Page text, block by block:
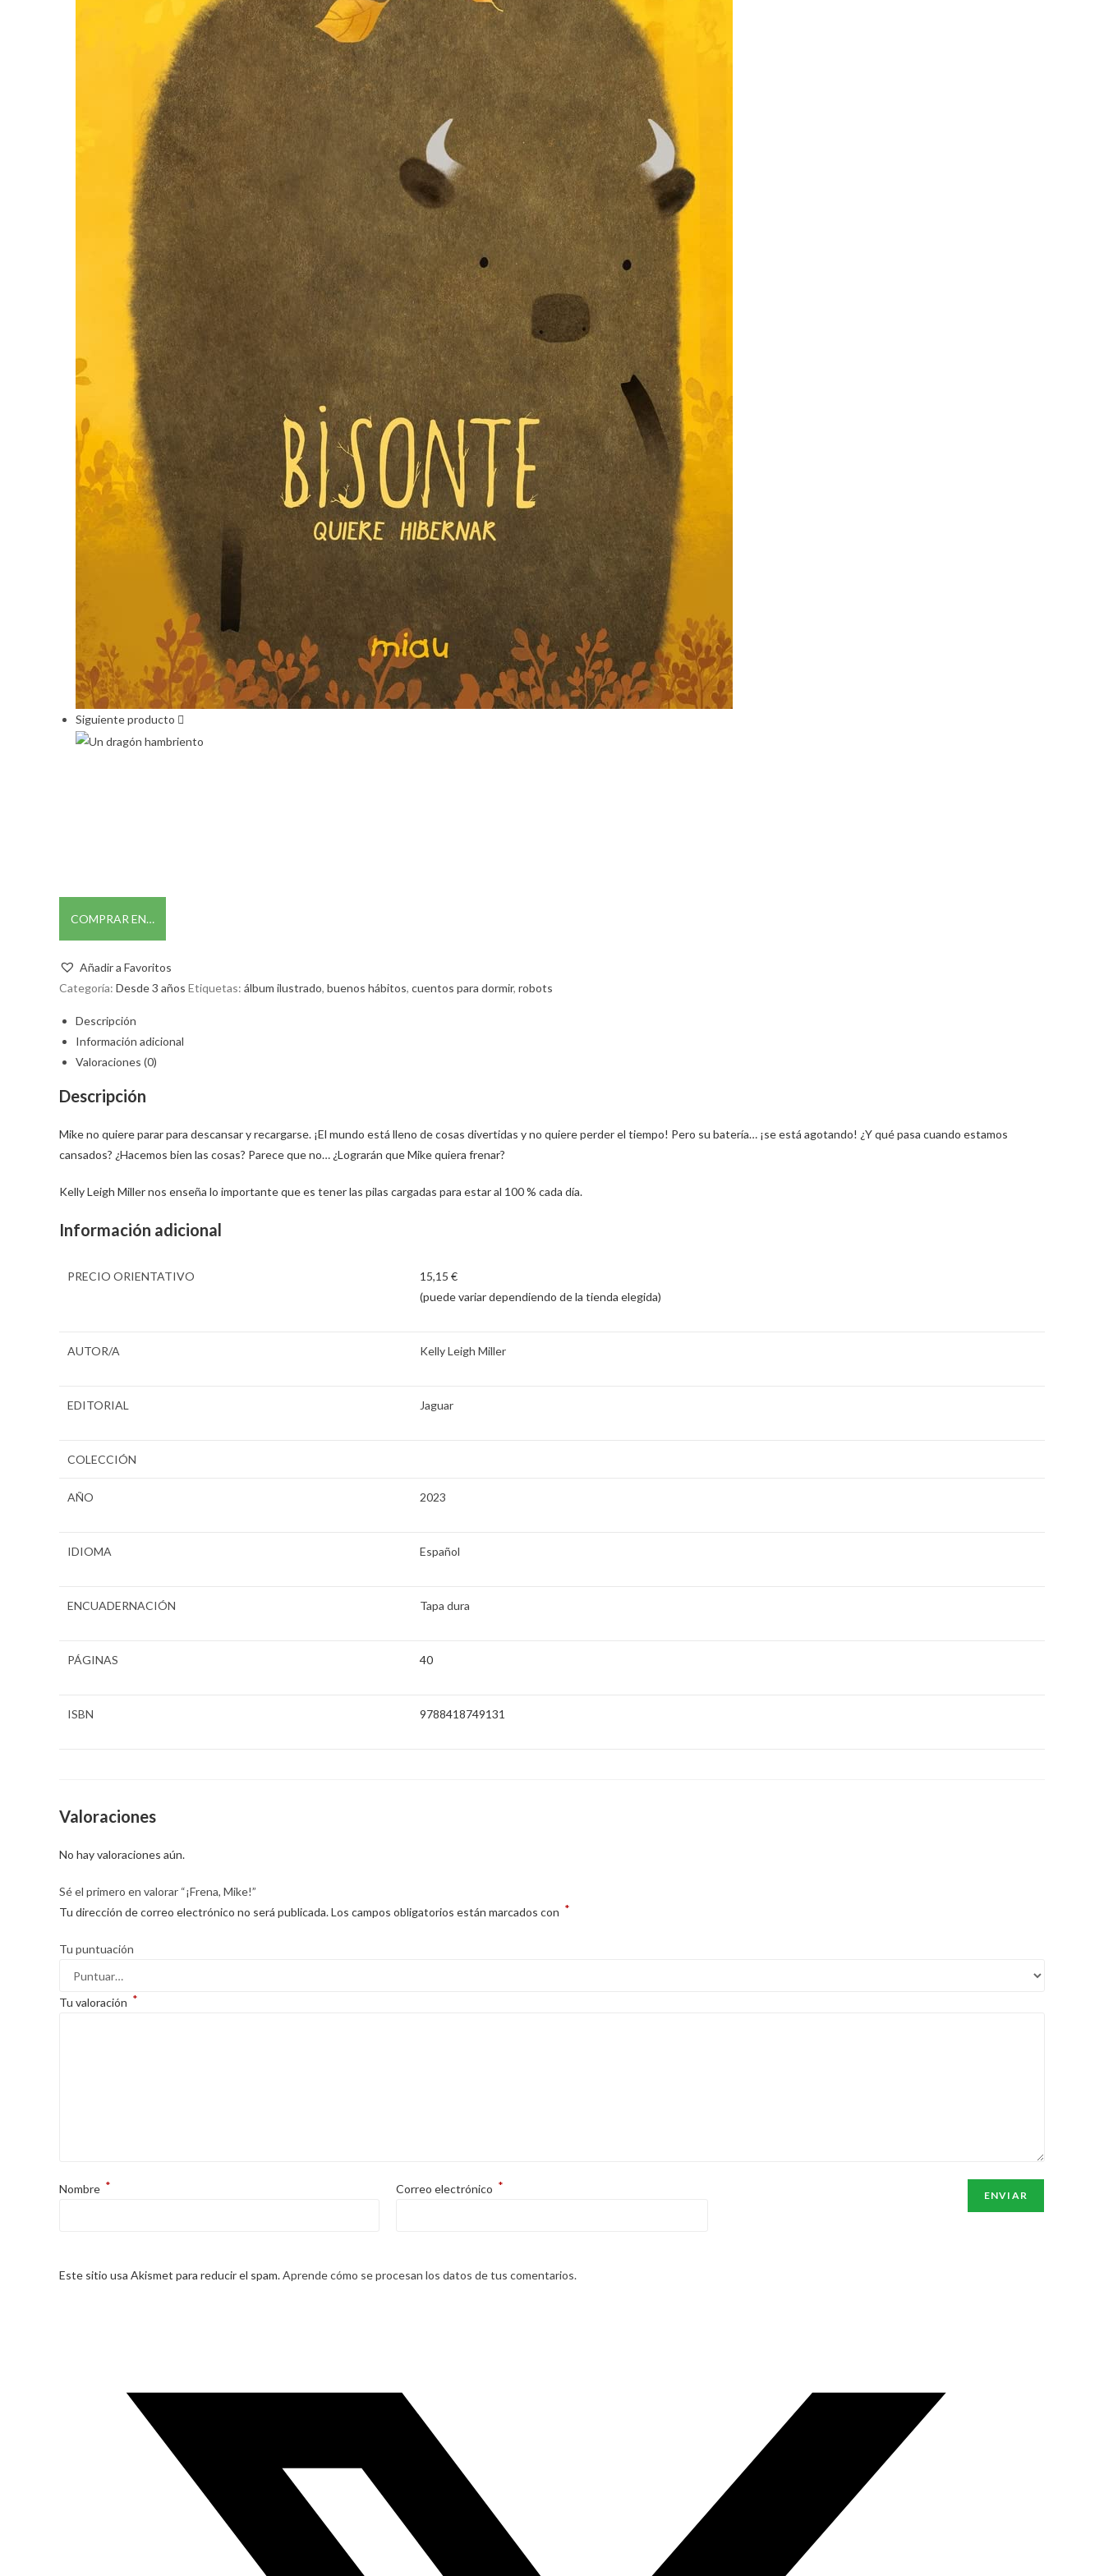
Siguiente producto
COMPRAR EN…
Añadir a Favoritos
Categoría: Desde 3 años Etiquetas: álbum ilustrado, buenos hábitos, cuentos para dormir, robots
Descripción
Información adicional
Valoraciones (0)
Descripción
Mike no quiere parar para descansar y recargarse. ¡El mundo está lleno de cosas divertidas y no quiere perder el tiempo! Pero su batería… ¡se está agotando! ¿Y qué pasa cuando estamos
cansados? ¿Hacemos bien las cosas? Parece que no… ¿Lograrán que Mike quiera frenar?
Kelly Leigh Miller nos enseña lo importante que es tener las pilas cargadas para estar al 100 % cada día.
Información adicional
PRECIO ORIENTATIVO
15,15 €
(puede variar dependiendo de la tienda elegida)
AUTOR/A Kelly Leigh Miller
EDITORIAL Jaguar
COLECCIÓN
AÑO 2023
IDIOMA Español
ENCUADERNACIÓN Tapa dura
PÁGINAS 40
ISBN 9788418749131
Valoraciones
No hay valoraciones aún.
Sé el primero en valorar “¡Frena, Mike!”
Tu dirección de correo electrónico no será publicada.Los campos obligatorios están marcados con *
Tu puntuación
Tu valoración *
Nombre * Correo electrónico *
Este sitio usa Akismet para reducir el spam.Aprende cómo se procesan los datos de tus comentarios.